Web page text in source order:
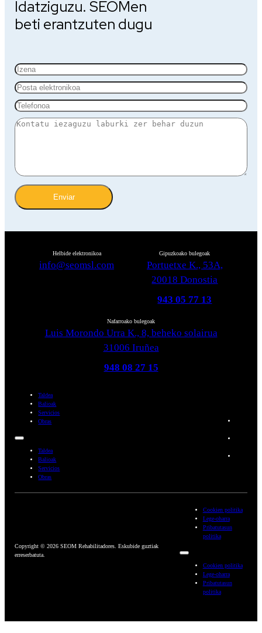
Idatziguzu. SEOMen
beti erantzuten dugu
Enviar
Helbide elektronikoa
info@seomsl.com
Gipuzkoako bulegoak
Portuetxe K., 53A,
20018 Donostia
943 05 77 13
Nafarroako bulegoak
Luis Morondo Urra K., 8, beheko solairua
31006 Iruñea
948 08 27 15
Taldea
Balioak
Servicios
Obras
Taldea
Balioak
Servicios
Obras
Copyright © 2026 SEOM Rehabilitadores. Eskubide guztiak
erreserbatuta.
Cookien politika
Lege-oharra
Pribatutasun
politika
Cookien politika
Lege-oharra
Pribatutasun
politika